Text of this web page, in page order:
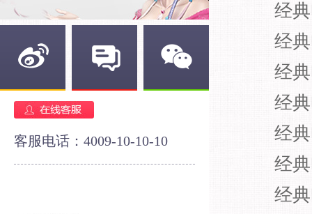
客服电话：4009-10-10-10
经
经
经
经
经
经
经